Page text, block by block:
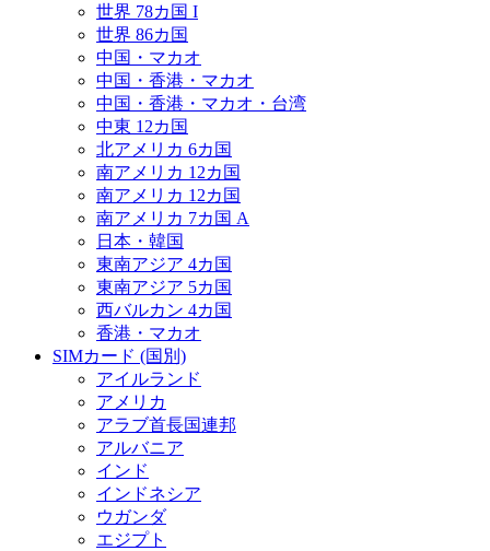
世界 78カ国 I
世界 86カ国
中国・マカオ
中国・香港・マカオ
中国・香港・マカオ・台湾
中東 12カ国
北アメリカ 6カ国
南アメリカ 12カ国
南アメリカ 12カ国
南アメリカ 7カ国 A
日本・韓国
東南アジア 4カ国
東南アジア 5カ国
西バルカン 4カ国
香港・マカオ
SIMカード (国別)
アイルランド
アメリカ
アラブ首長国連邦
アルバニア
インド
インドネシア
ウガンダ
エジプト